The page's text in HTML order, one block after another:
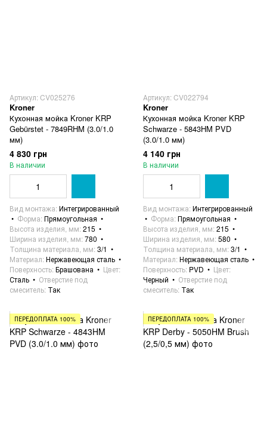
Артикул: CV025276
Kroner
Кухонная мойка Kroner KRP
Gebürstet - 7849RHM (3.0/1.0
мм)
4 830 грн
В наличии
Вид монтажа Интегрированный
Форма Прямоугольная
Высота изделия, мм 215
Ширина изделия, мм 780
Толщина материала, мм 3/1
Материал Нержавеющая сталь
Поверхность Брашована
Цвет
Сталь
Отверстие под
смеситель Так
Артикул: CV022794
Kroner
Кухонная мойка Kroner KRP
Schwarze - 5843HM PVD
(3.0/1.0 мм)
4 140 грн
В наличии
Вид монтажа Интегрированный
Форма Прямоугольная
Высота изделия, мм 215
Ширина изделия, мм 580
Толщина материала, мм 3/1
Материал Нержавеющая сталь
Поверхность PVD
Цвет
Черный
Отверстие под
смеситель Так
ПЕРЕДОПЛАТА 100% ПЕРЕДОПЛАТА 100%